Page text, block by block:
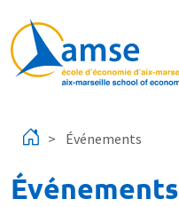
Événements
Événements